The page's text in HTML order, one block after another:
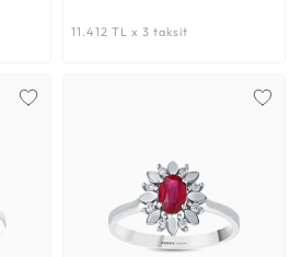
11.412 TL x 3 taksit